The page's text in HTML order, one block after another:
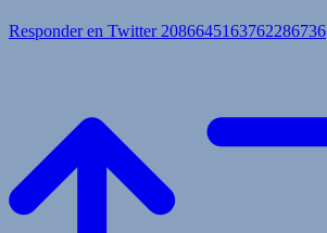
Responder en Twitter 2086645163762286736